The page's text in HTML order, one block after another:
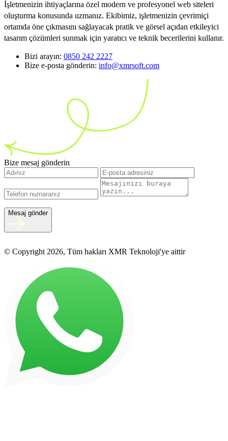
İşletmenizin ihtiyaçlarına özel modern ve profesyonel web siteleri
oluşturma konusunda uzmanız. Ekibimiz, işletmenizin çevrimiçi
ortamda öne çıkmasını sağlayacak pratik ve görsel açıdan etkileyici
tasarım çözümleri sunmak için yaratıcı ve teknik becerilerini kullanır.
Bizi arayın: 0850 242 2227
Bize e-posta gönderin: info@xmrsoft.com
Bize mesaj gönderin
Mesaj gönder
© Copyright 2026, Tüm hakları XMR Teknoloji'ye aittir